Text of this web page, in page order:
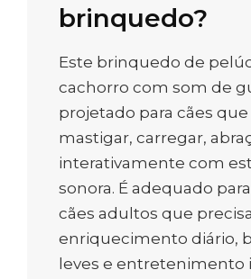
brinquedo?
Este brinquedo de
cachorro com som de
projetado para cães
mastigar, carregar,
interativamente com
sonora. É adequado
cães adultos que
enriquecimento diário,
leves e entretenimento